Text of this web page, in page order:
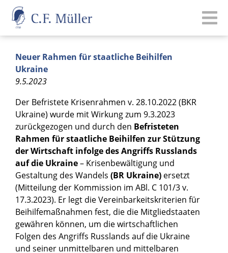
Neuer Rahmen für staatliche Beihilfen
Ukraine
9.5.2023
Der Befristete Krisenrahmen v. 28.10.2022 (BKR
Ukraine) wurde mit Wirkung zum 9.3.2023
zurückgezogen und durch den Befristeten
Rahmen für staatliche Beihilfen zur Stützung
der Wirtschaft infolge des Angriffs Russlands
auf die Ukraine– Krisenbewältigung und
Gestaltung des Wandels (BR Ukraine) ersetzt
(Mitteilung der Kommission im ABl. C 101/3 v.
17.3.2023). Er legt die Vereinbarkeitskriterien für
Beihilfemaßnahmen fest, die die Mitgliedstaaten
gewähren können, um die wirtschaftlichen
Folgen des Angriffs Russlands auf die Ukraine
und seiner unmittelbaren und mittelbaren